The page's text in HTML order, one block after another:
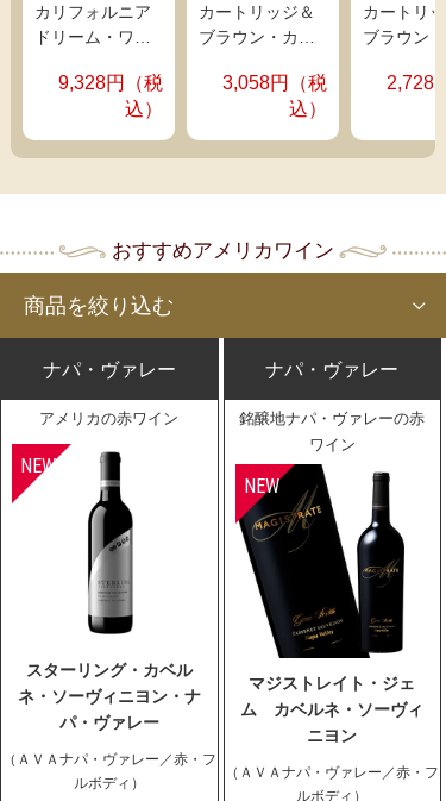
現在では広大な敷地と醸造設備を
持ち、ぶどうの買い付けはカリフォ
ルニア全土にわたり、その規模は
400haにもなります。全米のみならず各国へ輸出され、
世界中
の人々に愛される大ブランドに。コンクール金賞をはじめ、
各方面で高く評価されています。かつてロバート・パーカー
アのどの生産者よりもフルーティーで純粋で、何より美味し
の成功の裏には、彼らが「安くても駄作は造らない」という
高い志があり、それを忠実に守っていることにほかなりませ
パーカーが「カートリッジ＆ブラ
「5倍の価格で売られてい
るワインよりも優れてい
「これ以上低価格でこれ以上高品質
なものはそうない」
「恐るべきバーゲン・ワイン」
「大当たりのワイナリー」
「この価格帯としてはアメイジン
グ」
カリフォルニア
ドリーム・ワイ
赤白４本セット
9,328円（税
込）
カートリッジ＆
ブラウン・カリ
ノ・ノワール
（ＡＶＡカリフ
ォルニア）
（赤・ＦＢ）
3,058円（税
込）
カートリッ
ブラウン・
ベルネ・ソ
Ａカリフォ
ア）（赤・
2,728
おすすめアメリカワイン
商品を絞り込む
ナパ・ヴァレー
アメリカの赤ワイン
スターリング・カベル
ネ・ソーヴィニヨン・ナ
パ・ヴァレー
（ＡＶＡナパ・ヴァレー／赤・フ
ルボディ）
ナパ・ヴァレー
銘醸地ナパ・ヴァレーの赤
ワイン
マジストレイト・ジェ
ム カベルネ・ソーヴィ
ニヨン
（ＡＶＡナパ・ヴァレー／赤・フ
ルボディ）